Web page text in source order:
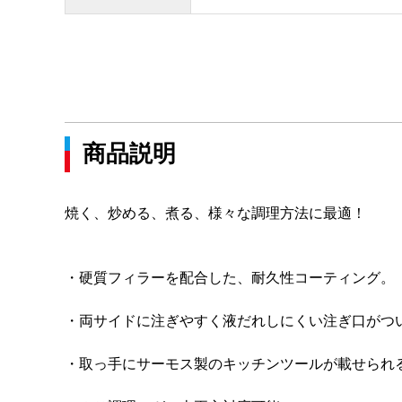
商品説明
焼く、炒める、煮る、様々な調理方法に最適！
・硬質フィラーを配合した、耐久性コーティング。
・両サイドに注ぎやすく液だれしにくい注ぎ口がつ
・取っ手にサーモス製のキッチンツールが載せられ